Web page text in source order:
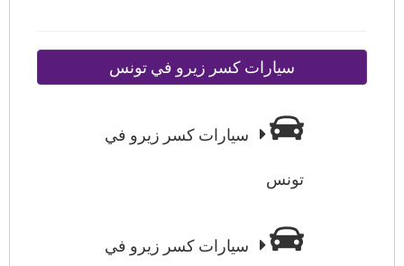
سيارات كسر زيرو في تونس
سيارات كسر زيرو في
تونس
سيارات كسر زيرو في